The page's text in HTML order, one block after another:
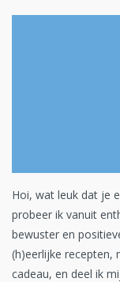
Hoi, wat leuk dat je
probeer ik vanuit
bewuster en
(h)eerlijke recepten,
cadeau, en deel ik